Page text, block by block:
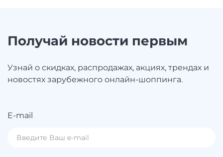
Получай новости первым
Узнай о скидках, распродажах, акциях, трендах и
новостях зарубежного онлайн-шоппинга.
E-mail